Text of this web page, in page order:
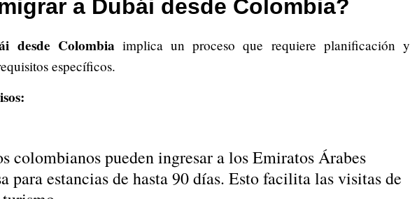
a Dubái desde Colombia?
desde Colombiaimplica un proceso que requiere planificación y
específicos.
colombianos pueden ingresar a los Emiratos Árabes
para estancias de hasta 90 días. Esto facilita las visitas de